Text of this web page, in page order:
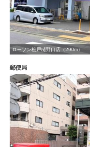
ローソン松戸樋野口店（290m）
郵便局